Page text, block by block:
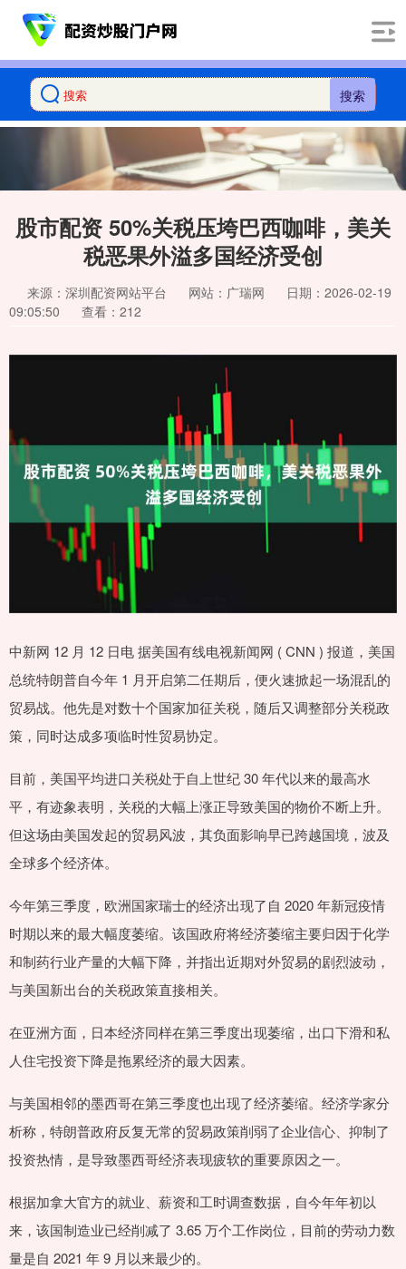
搜索
股市配资 50%关税压垮巴西咖啡，美关
税恶果外溢多国经济受创
来源：深圳配资网站平台 网站：广瑞网
日期：2026-02-19
09:05:50
查看：212
中新网 12 月 12 日电 据美国有线电视新闻网 ( CNN ) 报道，美国
总统特朗普自今年 1 月开启第二任期后，便火速掀起一场混乱的
贸易战。他先是对数十个国家加征关税，随后又调整部分关税政
策，同时达成多项临时性贸易协定。
目前，美国平均进口关税处于自上世纪 30 年代以来的最高水
平，有迹象表明，关税的大幅上涨正导致美国的物价不断上升。
但这场由美国发起的贸易风波，其负面影响早已跨越国境，波及
全球多个经济体。
今年第三季度，欧洲国家瑞士的经济出现了自 2020 年新冠疫情
时期以来的最大幅度萎缩。该国政府将经济萎缩主要归因于化学
和制药行业产量的大幅下降，并指出近期对外贸易的剧烈波动，
与美国新出台的关税政策直接相关。
在亚洲方面，日本经济同样在第三季度出现萎缩，出口下滑和私
人住宅投资下降是拖累经济的最大因素。
与美国相邻的墨西哥在第三季度也出现了经济萎缩。经济学家分
析称，特朗普政府反复无常的贸易政策削弱了企业信心、抑制了
投资热情，是导致墨西哥经济表现疲软的重要原因之一。
根据加拿大官方的就业、薪资和工时调查数据，自今年年初以
来，该国制造业已经削减了 3.65 万个工作岗位，目前的劳动力数
量是自 2021 年 9 月以来最少的。